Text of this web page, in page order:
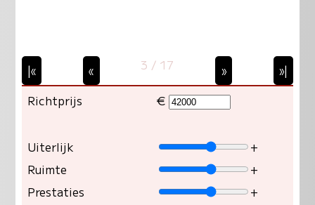
|« « 3 / 17 »
»|
Richtprijs
€
Uiterlijk
+
Ruimte
+
Prestaties
+